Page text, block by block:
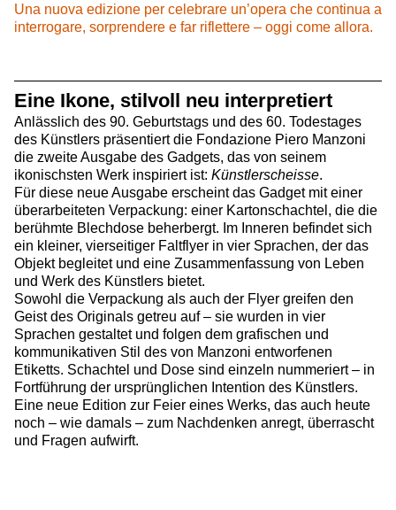
Una nuova edizione per celebrare un’opera che continua a
interrogare, sorprendere e far riflettere – oggi come allora.
Eine Ikone, stilvoll neu interpretiert
Anlässlich des 90. Geburtstags und des 60. Todestages
des Künstlers präsentiert die Fondazione Piero Manzoni
die zweite Ausgabe des Gadgets, das von seinem
ikonischsten Werk inspiriert ist: Künstlerscheisse.
Für diese neue Ausgabe erscheint das Gadget mit einer
überarbeiteten Verpackung: einer Kartonschachtel, die die
berühmte Blechdose beherbergt. Im Inneren befindet sich
ein kleiner, vierseitiger Faltflyer in vier Sprachen, der das
Objekt begleitet und eine Zusammenfassung von Leben
und Werk des Künstlers bietet.
Sowohl die Verpackung als auch der Flyer greifen den
Geist des Originals getreu auf – sie wurden in vier
Sprachen gestaltet und folgen dem grafischen und
kommunikativen Stil des von Manzoni entworfenen
Etiketts. Schachtel und Dose sind einzeln nummeriert – in
Fortführung der ursprünglichen Intention des Künstlers.
Eine neue Edition zur Feier eines Werks, das auch heute
noch – wie damals – zum Nachdenken anregt, überrascht
und Fragen aufwirft.